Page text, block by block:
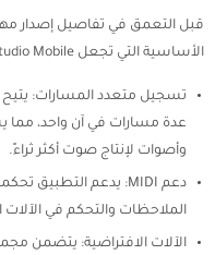
الأساسية التي تجعل FL Studio Mobile مميزًا:
عدة مسارات في آن واحد،
وأصوات لإنتاج صوت أكثر ثراءً.
الملاحظات والتحكم في الآلات
الآلات الافتراضية: يتضمن